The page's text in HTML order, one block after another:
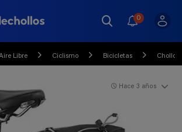
0
Libre Ciclismo Bicicletas Chollo
Hace 3 años